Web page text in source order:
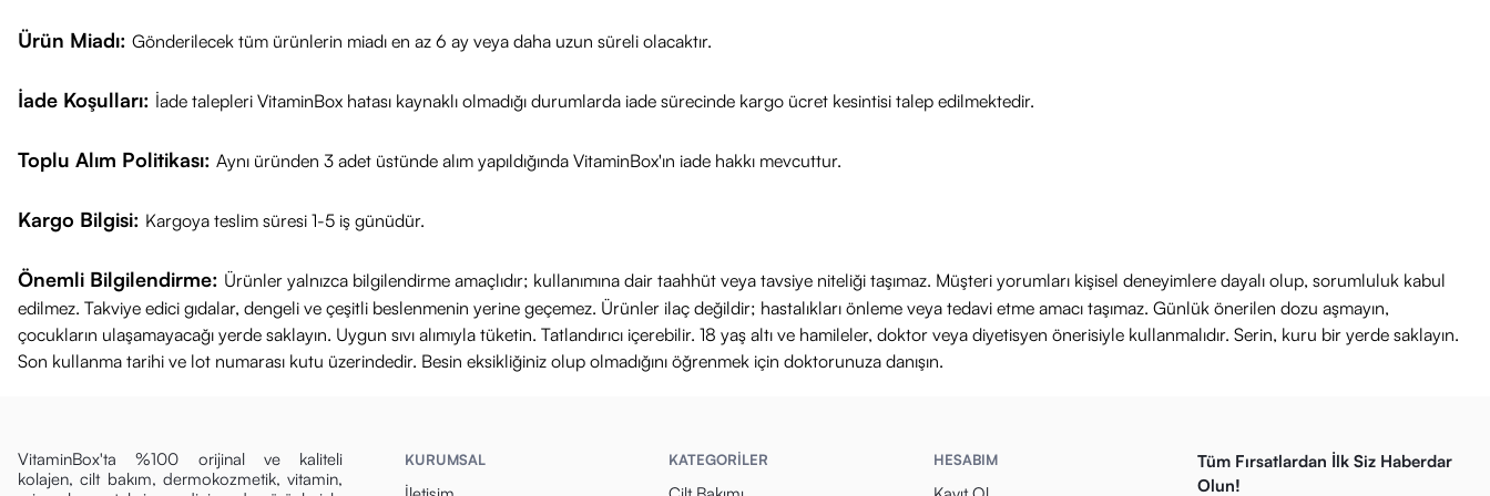
Ürün Miadı: Gönderilecek tüm ürünlerin miadı en az 6 ay veya daha uzun süreli olacaktır.
İade Koşulları: İade talepleri VitaminBox hatası kaynaklı olmadığı durumlarda iade sürecinde kargo ücret kesintisi talep edilmektedir.
Toplu Alım Politikası: Aynı üründen 3 adet üstünde alım yapıldığında VitaminBox'ın iade hakkı mevcuttur.
Kargo Bilgisi: Kargoya teslim süresi 1-5 iş günüdür.
Önemli Bilgilendirme: Ürünler yalnızca bilgilendirme amaçlıdır; kullanımına dair taahhüt veya tavsiye niteliği taşımaz. Müşteri yorumları kişisel deneyimlere dayalı olup, sorumluluk kabul
edilmez. Takviye edici gıdalar, dengeli ve çeşitli beslenmenin yerine geçemez. Ürünler ilaç değildir; hastalıkları önleme veya tedavi etme amacı taşımaz. Günlük önerilen dozu aşmayın,
çocukların ulaşamayacağı yerde saklayın. Uygun sıvı alımıyla tüketin. Tatlandırıcı içerebilir. 18 yaş altı ve hamileler, doktor veya diyetisyen önerisiyle kullanmalıdır. Serin, kuru bir yerde saklayın.
Son kullanma tarihi ve lot numarası kutu üzerindedir. Besin eksikliğiniz olup olmadığını öğrenmek için doktorunuza danışın.
VitaminBox'ta %100 orijinal ve kaliteli
kolajen, cilt bakım, dermokozmetik, vitamin,
KURUMSAL KATEGORİLER HESABIM
Tüm Fırsatlardan İlk Siz Haberdar
Olun!